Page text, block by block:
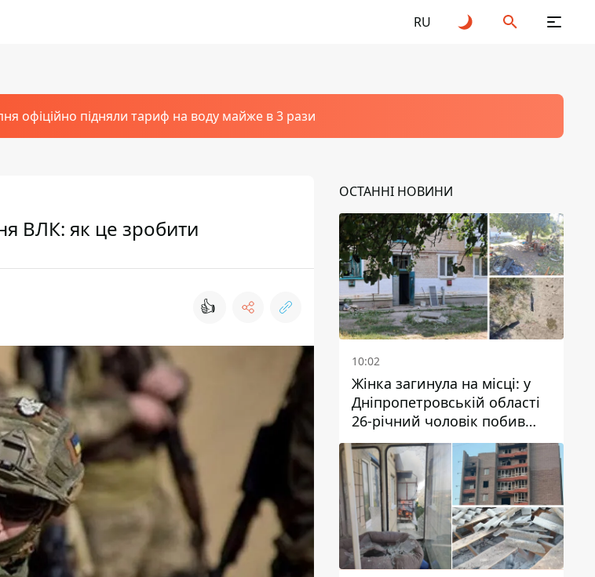
RU
офіційно підняли тариф на воду майже в 3 рази
ВЛК: як це зробити
👍
ОСТАННІ НОВИНИ
10:02
Жінка загинула на місці: у
Дніпропетровській області
26-річний чоловік побив
трьох людей металевим
предметом